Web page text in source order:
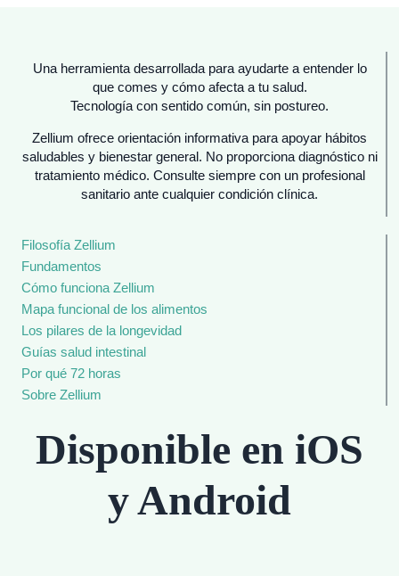
Una herramienta desarrollada para ayudarte a entender lo
que comes y cómo afecta a tu salud.
Tecnología con sentido común, sin postureo.
Zellium ofrece orientación informativa para apoyar hábitos
saludables y bienestar general. No proporciona diagnóstico ni
tratamiento médico. Consulte siempre con un profesional
sanitario ante cualquier condición clínica.
Filosofía Zellium
Fundamentos
Cómo funciona Zellium
Mapa funcional de los alimentos
Los pilares de la longevidad
Guías salud intestinal
Por qué 72 horas
Sobre Zellium
Disponible en iOS
y Android